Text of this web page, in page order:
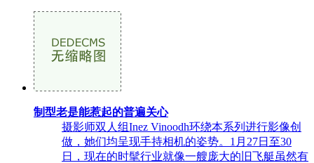
制型老是能惹起的普遍关心
摄影师双人组Inez Vinoodh环绕本系列进行影像创
做，她们均呈现手持相机的姿势。1月27日至30
日，现在的时髦行业就像一艘庞大的旧飞艇虽然有